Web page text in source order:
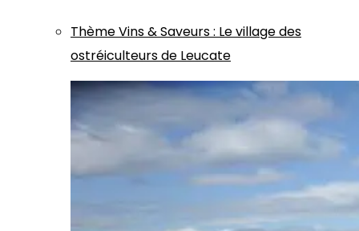
ThèmeVins & Saveurs: Le village des
ostréiculteurs de Leucate